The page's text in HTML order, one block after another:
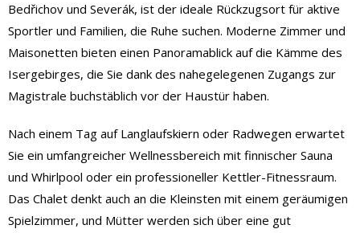
Bedřichov und Severák, ist der ideale Rückzugsort für aktive
Sportler und Familien, die Ruhe suchen. Moderne Zimmer und
Maisonetten bieten einen Panoramablick auf die Kämme des
Isergebirges, die Sie dank des nahegelegenen Zugangs zur
Magistrale buchstäblich vor der Haustür haben.
Nach einem Tag auf Langlaufskiern oder Radwegen erwartet
Sie ein umfangreicher Wellnessbereich mit finnischer Sauna
und Whirlpool oder ein professioneller Kettler-Fitnessraum.
Das Chalet denkt auch an die Kleinsten mit einem geräumigen
Spielzimmer, und Mütter werden sich über eine gut